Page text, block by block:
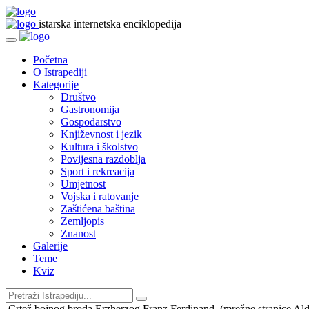
istarska internetska enciklopedija
Početna
O Istrapediji
Kategorije
Društvo
Gastronomija
Gospodarstvo
Književnost i jezik
Kultura i školstvo
Povijesna razdoblja
Sport i rekreacija
Umjetnost
Vojska i ratovanje
Zaštićena baština
Zemljopis
Znanost
Galerije
Teme
Kviz